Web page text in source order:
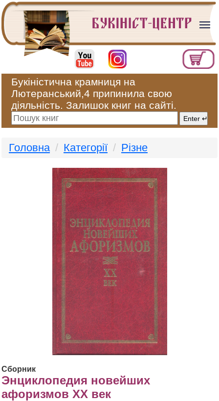
Букіністична крамниця на
Лютеранський,4 припинила свою
діяльність. Залишок книг на сайті.
Головна Категорії Різне
Сборник
Энциклопедия новейших
афоризмов XX век